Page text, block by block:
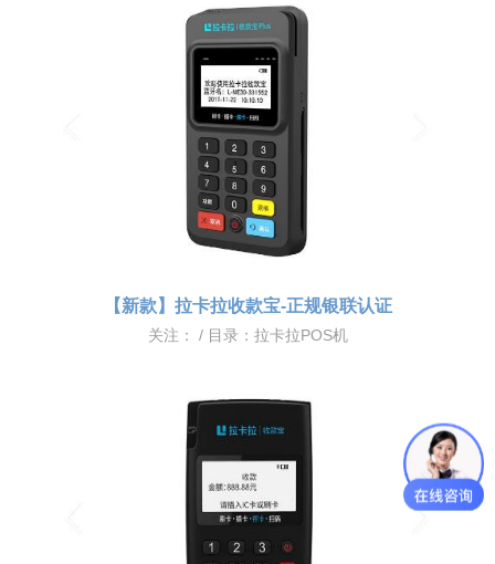
【新款】拉卡拉收款宝-正规银联认证
关注： / 目录： 拉卡拉POS机